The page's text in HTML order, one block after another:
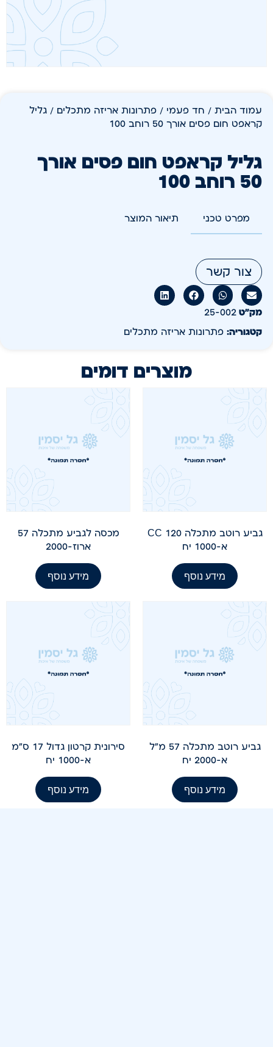
עמוד הבית / חד פעמי / פתרונות אריזה מתכלים / גליל
קראפט חום פסים אורך 50 רוחב 100
גליל קראפט חום פסים אורך
50 רוחב 100
מפרט טכני תיאור המוצר
צור קשר
מק״ט 25-002
קטגוריה: פתרונות אריזה מתכלים
מוצרים דומים
גביע רוטב מתכלה 120 CC
א-1000 יח
מידע נוסף
מכסה לגביע מתכלה 57
ארוז-2000
מידע נוסף
גביע רוטב מתכלה 57 מ"ל
א-2000 יח
מידע נוסף
סירונית קרטון גדול 17 ס"מ
א-1000 יח
מידע נוסף